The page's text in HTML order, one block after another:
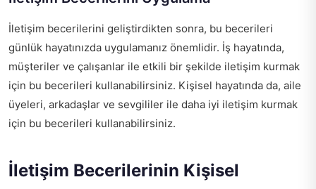
İletişim becerilerini geliştirdikten sonra, bu becerileri
günlük hayatınızda uygulamanız önemlidir. İş hayatında,
müşteriler ve çalışanlar ile etkili bir şekilde iletişim kurmak
için bu becerileri kullanabilirsiniz. Kişisel hayatında da, aile
üyeleri, arkadaşlar ve sevgililer ile daha iyi iletişim kurmak
için bu becerileri kullanabilirsiniz.
İletişim Becerilerinin Kişisel